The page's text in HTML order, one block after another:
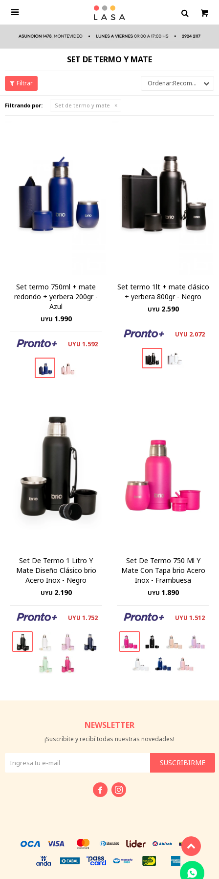

SET DE TERMO Y MATE
Recomendados
Filtrando por: Set de termo y mate
Set termo 750ml + mate
redondo + yerbera 200gr -
Azul
UYU 1.990
UYU 1.592
Set termo 1lt + mate clásico
+ yerbera 800gr - Negro
UYU 2.590
UYU 2.072
Set De Termo 1 Litro Y
Mate Diseño Clásico brio
Acero Inox - Negro
UYU 2.190
UYU 1.752
Set De Termo 750 Ml Y
Mate Con Tapa brio Acero
Inox - Frambuesa
UYU 1.890
UYU 1.512
NEWSLETTER
¡Suscribite y recibí todas nuestras novedades!
SUSCRIBIRME
 